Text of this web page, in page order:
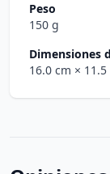
Peso
150 g
Dimensiones
16.0 cm × 11.5